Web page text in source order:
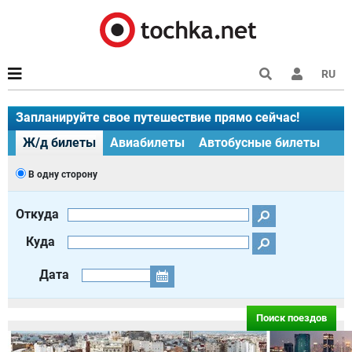
RU
Запланируйте свое путешествие прямо сейчас!
Ж/д билеты
Авиабилеты Автобусные билеты
В одну сторону
Откуда
Куда
Дата
Поиск поездов